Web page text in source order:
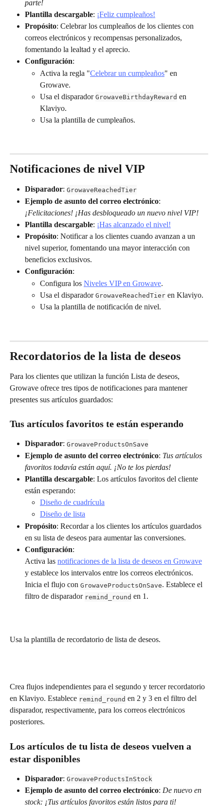
parte!
Plantilla descargable: ¡Feliz cumpleaños!
Propósito: Celebrar los cumpleaños de los clientes con
correos electrónicos y recompensas personalizados,
fomentando la lealtad y el aprecio.
Configuración:
Activa la regla "Celebrar un cumpleaños" en
Growave.
Usa el disparador GrowaveBirthdayReward en
Klaviyo.
Usa la plantilla de cumpleaños.
Notificaciones de nivel VIP
Disparador: GrowaveReachedTier
Ejemplo de asunto del correo electrónico:
¡Felicitaciones! ¡Has desbloqueado un nuevo nivel VIP!
Plantilla descargable: ¡Has alcanzado el nivel!
Propósito: Notificar a los clientes cuando avanzan a un
nivel superior, fomentando una mayor interacción con
beneficios exclusivos.
Configuración:
Configura los Niveles VIP en Growave.
Usa el disparador GrowaveReachedTier en Klaviyo.
Usa la plantilla de notificación de nivel.
Recordatorios de la lista de deseos
Para los clientes que utilizan la función Lista de deseos,
Growave ofrece tres tipos de notificaciones para mantener
presentes sus artículos guardados:
Tus artículos favoritos te están esperando
Disparador: GrowaveProductsOnSave
Ejemplo de asunto del correo electrónico: Tus artículos
favoritos todavía están aquí. ¡No te los pierdas!
Plantilla descargable: Los artículos favoritos del cliente
están esperando:
Diseño de cuadrícula
Diseño de lista
Propósito: Recordar a los clientes los artículos guardados
en su lista de deseos para aumentar las conversiones.
Configuración:
Activa las notificaciones de la lista de deseos en Growave
y establece los intervalos entre los correos electrónicos.
Inicia el flujo con GrowaveProductsOnSave. Establece el
filtro de disparador remind_round en 1.
Usa la plantilla de recordatorio de lista de deseos.
Crea flujos independientes para el segundo y tercer recordatorio
en Klaviyo. Establece remind_round en 2 y 3 en el filtro del
disparador, respectivamente, para los correos electrónicos
posteriores.
Los artículos de tu lista de deseos vuelven a
estar disponibles
Disparador: GrowaveProductsInStock
Ejemplo de asunto del correo electrónico: De nuevo en
stock: ¡Tus artículos favoritos están listos para ti!